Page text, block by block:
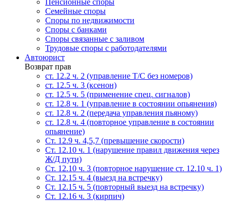
Пенсионные споры
Семейные споры
Cпоры по недвижимости
Споры с банками
Споры связанные с заливом
Трудовые споры с работодателями
Автоюрист
Возврат прав
ст. 12.2 ч. 2 (управление Т/С без номеров)
ст. 12.5 ч. 3 (ксенон)
ст. 12.5 ч. 5 (применение спец. сигналов)
cт. 12.8 ч. 1 (управление в состоянии опьянения)
ст. 12.8 ч. 2 (передача управления пьяному)
ст. 12.8 ч. 4 (повторное управление в состоянии
опьянение)
Ст. 12.9 ч. 4,5,7 (превышение скорости)
Ст. 12.10 ч. 1 (нарушение правил движения через
Ж/Д пути)
Ст. 12.10 ч. 3 (повторное нарушение ст. 12.10 ч. 1)
Ст. 12.15 ч. 4 (выезд на встречку)
Ст. 12.15 ч. 5 (повторный выезд на встречку)
Ст. 12.16 ч. 3 (кирпич)